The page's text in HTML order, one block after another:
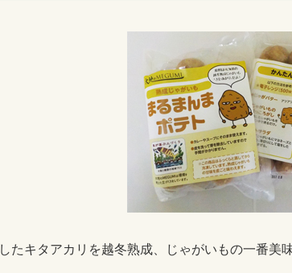
たキタアカリを越冬熟成、じゃがいもの一番美